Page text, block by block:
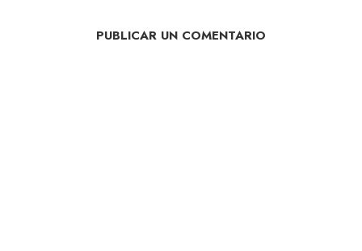
PUBLICAR UN COMENTARIO